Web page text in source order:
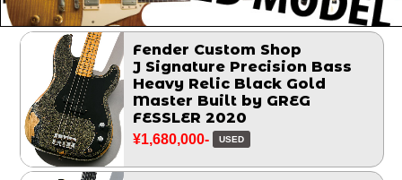
Fender Custom Shop
J Signature Precision Bass
Heavy Relic Black Gold
Master Built by GREG
FESSLER 2020
¥1,680,000- USED